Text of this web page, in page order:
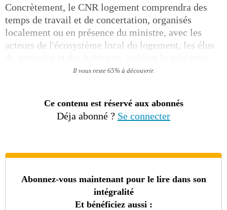
Concrètement, le CNR logement comprendra des
temps de travail et de concertation, organisés
localement ou en présence du ministre, avec les
acteurs de l'écosystème local du logement, les élus
Il vous reste 65% à découvrir.
Ce contenu est réservé aux abonnés
Déja abonné ? Se connecter
Abonnez-vous maintenant pour le lire dans son
intégralité
Et bénéficiez aussi :